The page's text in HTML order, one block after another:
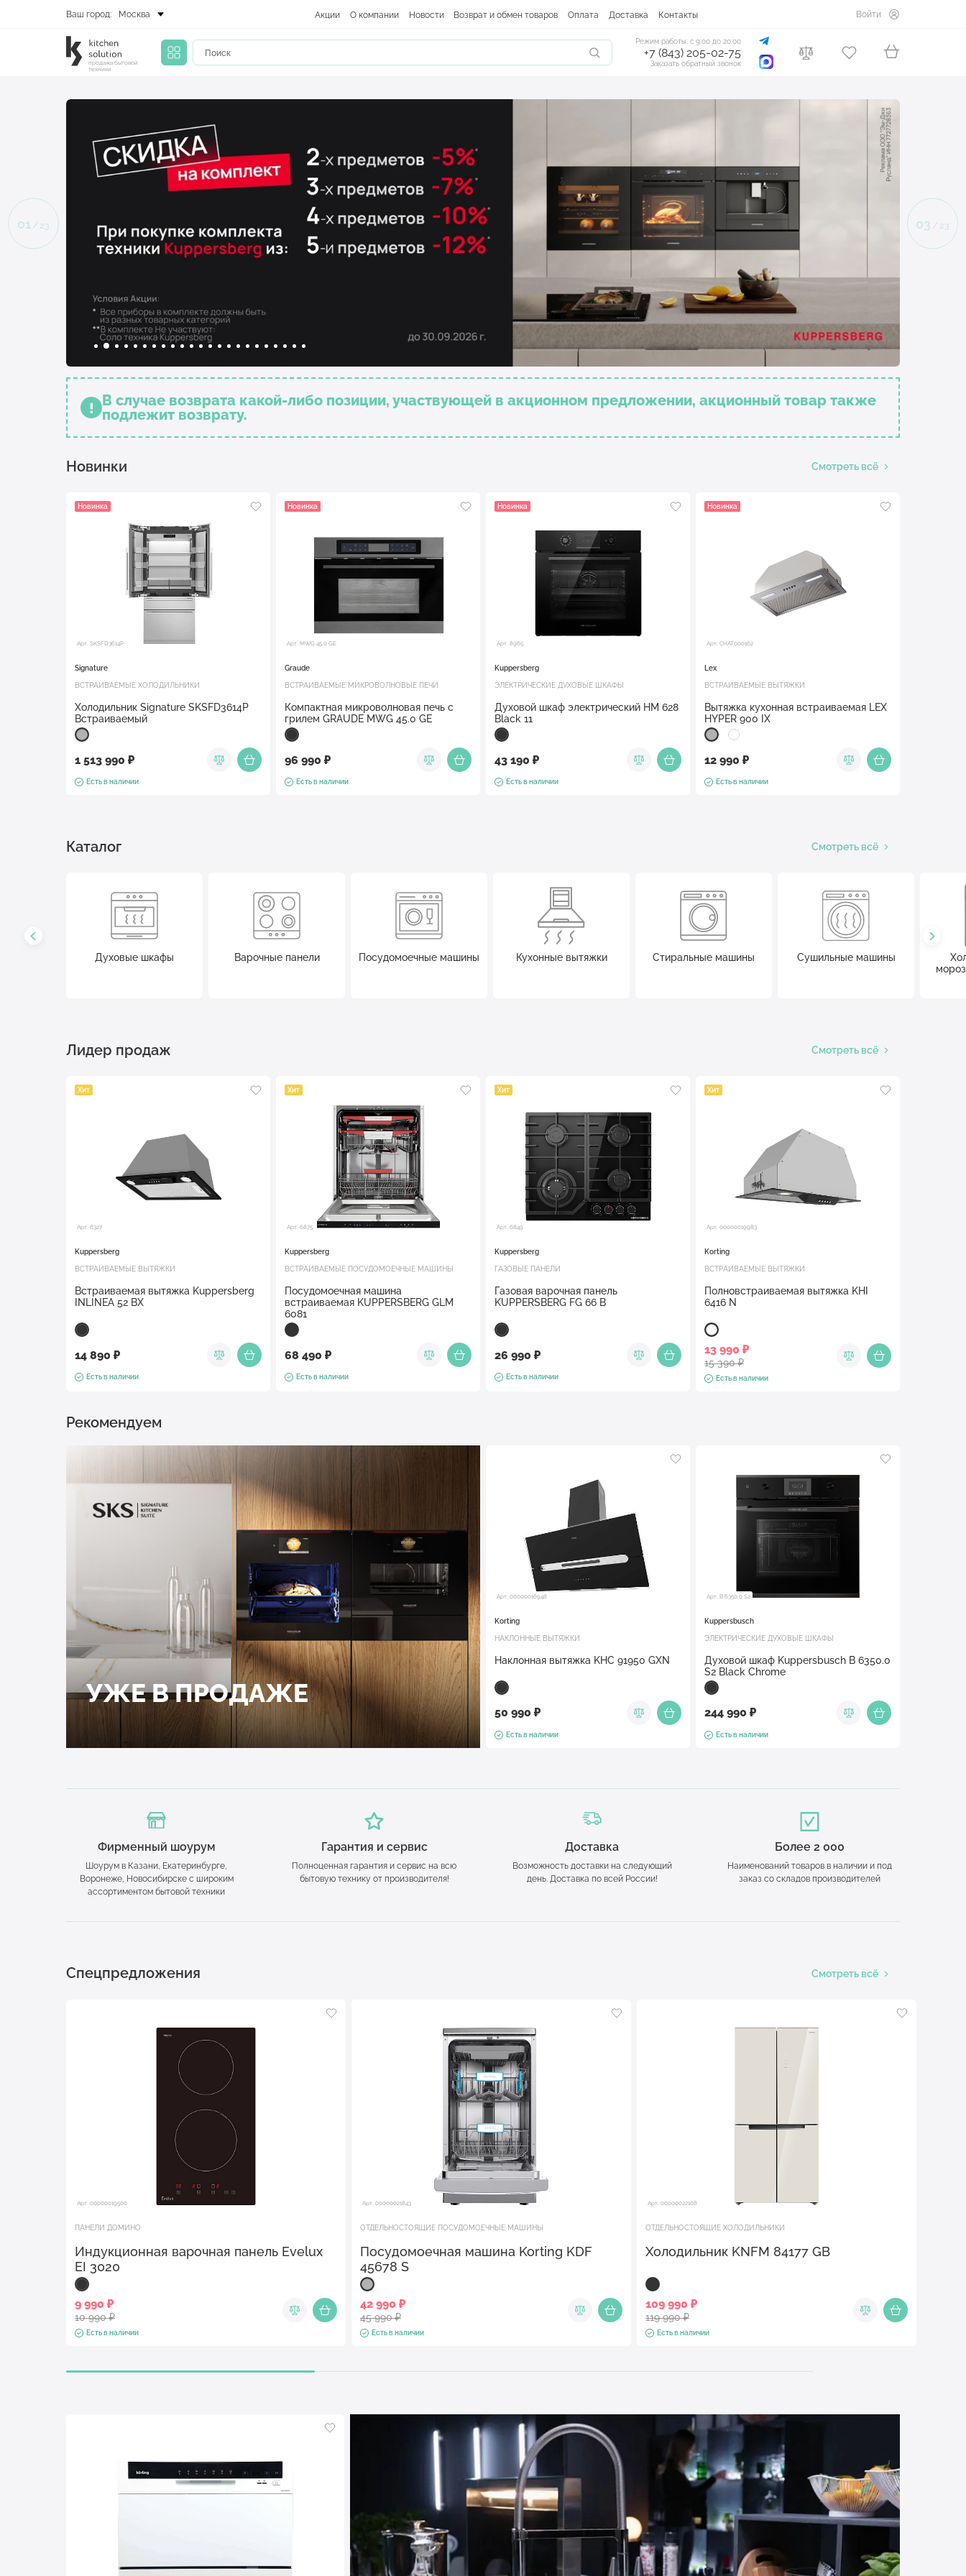
Ваш город: Москва Акции О компании Новости Возврат и обмен товаров Оплата Доставка Контакты Войти
продажа бытовой
техники
Режим работы: с 9:00 до 20:00
+7 (843) 205-02-75
Заказать обратный звонок
02 / 23 04 / 23
В случае возврата какой-либо позиции, участвующей в акционном предложении, акционный товар также
подлежит возврату.
Новинки Смотреть всё
Новинка
Арт. SKSFD3614P
Signature
ВСТРАИВАЕМЫЕ ХОЛОДИЛЬНИКИ
Холодильник Signature SKSFD3614P
Встраиваемый
1 513 990 ₽
Есть в наличии
Новинка
Арт. MWG 45.0 GE
Graude
ВСТРАИВАЕМЫЕ МИКРОВОЛНОВЫЕ ПЕЧИ
Компактная микроволновая печь с
грилем GRAUDE MWG 45.0 GE
96 990 ₽
Есть в наличии
Новинка
Арт. 8965
Kuppersberg
ЭЛЕКТРИЧЕСКИЕ ДУХОВЫЕ ШКАФЫ
Духовой шкаф электрический HM 628
Black 11
43 190 ₽
Есть в наличии
Новинка
Арт. CHAT000162
Lex
ВСТРАИВАЕМЫЕ ВЫТЯЖКИ
Вытяжка кухонная встраиваемая LEX
HYPER 900 IX
12 990 ₽
Есть в наличии
Каталог Смотреть всё
Духовые шкафы Варочные панели Посудомоечные машины Кухонные вытяжки Стиральные машины Сушильные машины
Лидер продаж Смотреть всё
Хит
Арт. 6327
Kuppersberg
ВСТРАИВАЕМЫЕ ВЫТЯЖКИ
Встраиваемая вытяжка Kuppersberg
INLINEA 52 BX
14 890 ₽
Есть в наличии
Хит
Арт. 6875
Kuppersberg
ВСТРАИВАЕМЫЕ ПОСУДОМОЕЧНЫЕ МАШИНЫ
Посудомоечная машина
встраиваемая KUPPERSBERG GLM
6081
68 490 ₽
Есть в наличии
Хит
Арт. 6849
Kuppersberg
ГАЗОВЫЕ ПАНЕЛИ
Газовая варочная панель
KUPPERSBERG FG 66 B
26 990 ₽
Есть в наличии
Хит
Арт. 00000019983
Korting
ВСТРАИВАЕМЫЕ ВЫТЯЖКИ
Полновстраиваемая вытяжка KHI
6416 N
13 990 ₽
15 390 ₽
Есть в наличии
Рекомендуем
УЖЕ В ПРОДАЖЕ
Арт. 00000016948
Korting
НАКЛОННЫЕ ВЫТЯЖКИ
Наклонная вытяжка KHC 91950 GXN
50 990 ₽
Есть в наличии
Арт. B 6350.0 S2
Kuppersbusch
ЭЛЕКТРИЧЕСКИЕ ДУХОВЫЕ ШКАФЫ
Духовой шкаф Kuppersbusch B 6350.0
S2 Black Chrome
244 990 ₽
Есть в наличии
Фирменный шоурум
Шоурум в Казани, Екатеринбурге,
Воронеже, Новосибирске с широким
ассортиментом бытовой техники
Гарантия и сервис
Полноценная гарантия и сервис на всю
бытовую технику от производителя!
Доставка
Возможность доставки на следующий
день. Доставка по всей России!
Более 2 000
Наименований товаров в наличии и под
заказ со складов производителей
Спецпредложения Смотреть всё
Арт. 00000019500
ПАНЕЛИ ДОМИНО
Индукционная варочная панель Evelux
EI 3020
9 990 ₽
10 990 ₽
Есть в наличии
Арт. 00000021843
ОТДЕЛЬНОСТОЯЩИЕ ПОСУДОМОЕЧНЫЕ МАШИНЫ
Посудомоечная машина Korting KDF
45678 S
42 990 ₽
45 990 ₽
Есть в наличии
Арт. 00000022108
ОТДЕЛЬНОСТОЯЩИЕ ХОЛОДИЛЬНИКИ
Холодильник KNFM 84177 GB
109 990 ₽
119 990 ₽
Есть в наличии